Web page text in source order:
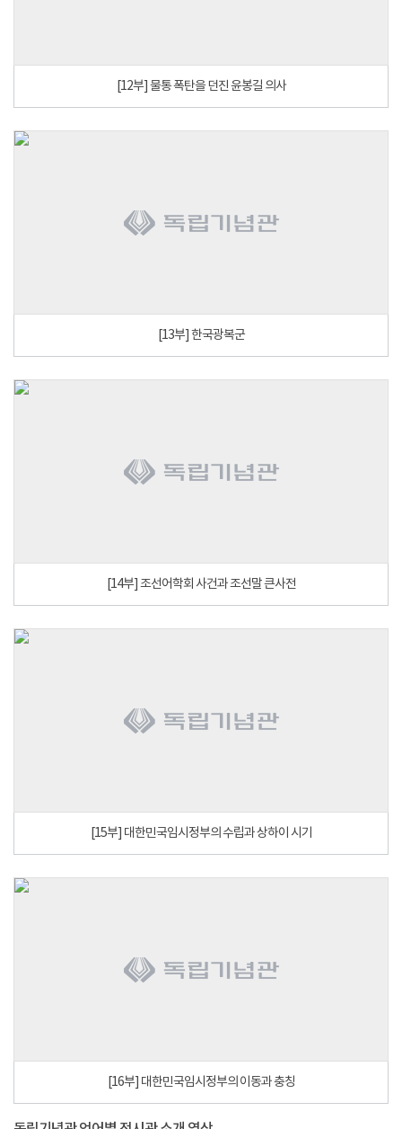
[12부] 물통 폭탄을 던진 윤봉길 의사
[13부] 한국광복군
[14부] 조선어학회 사건과 조선말 큰사전
[15부] 대한민국임시정부의 수립과 상하이 시기
[16부] 대한민국임시정부의 이동과 충칭